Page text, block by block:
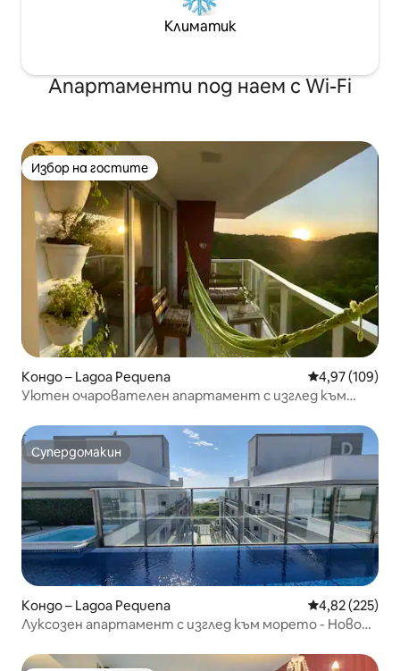
Климатик
Апартаменти под наем с Wi-Fi
Избор на гостите
Избор на гостите
Кондо – Lagoa Pequena Средна
4,97 (109)
Уютен очарователен апартамент с изглед към
Супердомакин
Супердомакин
Кондо – Lagoa Pequena Средна
4,82 (225)
Луксозен апартамент с изглед към морето - Ново